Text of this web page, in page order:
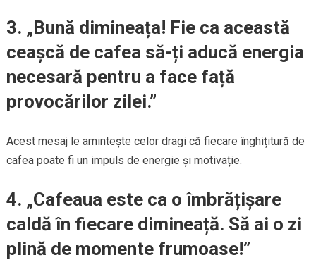
3. „Bună dimineața! Fie ca această
ceașcă de cafea să-ți aducă energia
necesară pentru a face față
provocărilor zilei.”
Acest mesaj le amintește celor dragi că fiecare înghițitură de
cafea poate fi un impuls de energie și motivație.
4. „Cafeaua este ca o îmbrățișare
caldă în fiecare dimineață. Să ai o zi
plină de momente frumoase!”